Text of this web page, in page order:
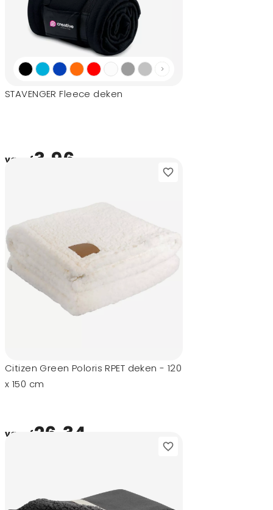
STAVENGER Fleece deken
vanaf3,96
Citizen Green Poloris RPET deken - 120
x 150 cm
vanaf26,34